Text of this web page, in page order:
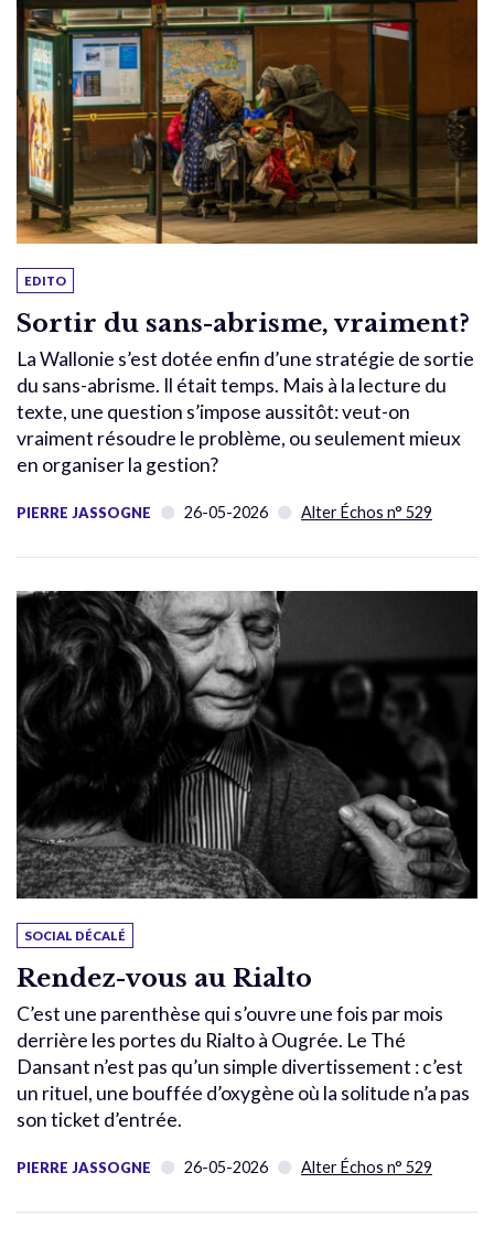
EDITO
Sortir du sans-abrisme, vraiment?
La Wallonie s’est dotée enfin d’une stratégie de sortie
du sans-abrisme. Il était temps. Mais à la lecture du
texte, une question s’impose aussitôt: veut-on
vraiment résoudre le problème, ou seulement mieux
en organiser la gestion?
PIERRE JASSOGNE 26-05-2026 Alter Échos n° 529
SOCIAL DÉCALÉ
Rendez-vous au Rialto
C’est une parenthèse qui s’ouvre une fois par mois
derrière les portes du Rialto à Ougrée. Le Thé
Dansant n’est pas qu’un simple divertissement : c’est
un rituel, une bouffée d’oxygène où la solitude n’a pas
son ticket d’entrée.
PIERRE JASSOGNE 26-05-2026 Alter Échos n° 529